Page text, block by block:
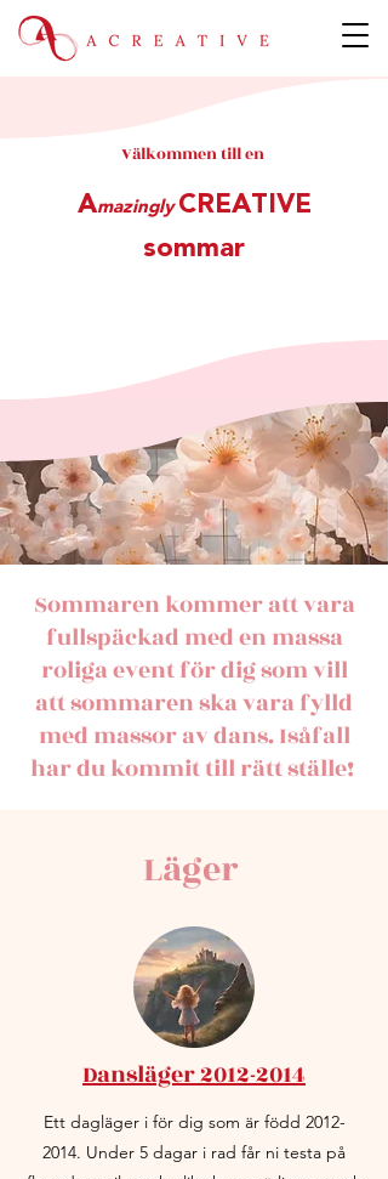
Välkommen till en
Amazingly CREATIVE
sommar
Sommaren kommer att vara
fullspäckad med en massa
roliga event för dig som vill
att sommaren ska vara fylld
med massor av dans. Isåfall
har du kommit till rätt ställe!
Läger
Dansläger 2012-2014
Ett dagläger i för dig som är född 2012-
2014. Under 5 dagar i rad får ni testa på